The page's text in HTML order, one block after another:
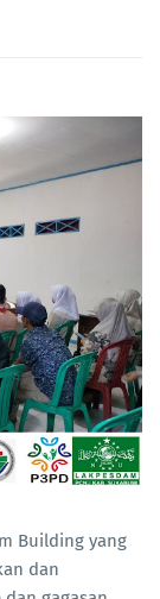
Building yang
dan